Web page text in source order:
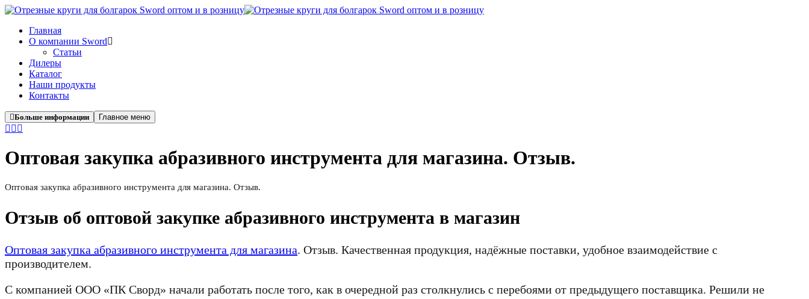
Главная
О компании Sword
Cтатьи
Дилеры
Каталог
Наши продукты
Контакты
Больше информации Главное меню
Оптовая закупка абразивного инструмента для магазина. Отзыв.
Оптовая закупка абразивного инструмента для магазина. Отзыв.
Отзыв об оптовой закупке абразивного инструмента в магазин
Оптовая закупка абразивного инструмента для магазина. Отзыв. Качественная продукция, надёжные поставки, удобное взаимодействие с
производителем.
С компанией ООО «ПК Сворд» начали работать после того, как в очередной раз столкнулись с перебоями от предыдущего поставщика. Решили не